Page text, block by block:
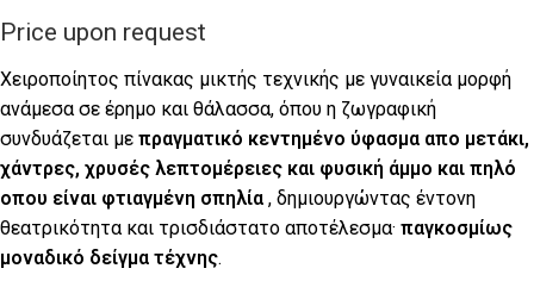
Price upon request
Χειροποίητος πίνακας μικτής τεχνικής με γυναικεία μορφή
ανάμεσα σε έρημο και θάλασσα, όπου η ζωγραφική
συνδυάζεται με πραγματικό κεντημένο ύφασμα απο μετάκι,
χάντρες, χρυσές λεπτομέρειες και φυσική άμμο και πηλό
οπου είναι φτιαγμένη σπηλία , δημιουργώντας έντονη
θεατρικότητα και τρισδιάστατο αποτέλεσμα· παγκοσμίως
μοναδικό δείγμα τέχνης.